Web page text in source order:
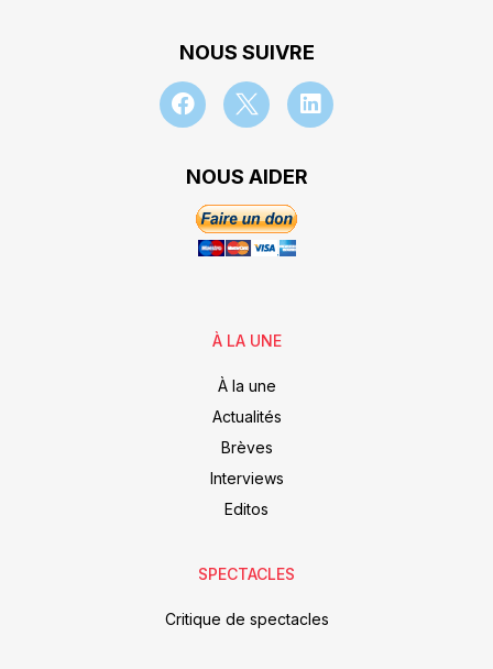
NOUS SUIVRE
NOUS AIDER
À LA UNE
À la une
Actualités
Brèves
Interviews
Editos
SPECTACLES
Critique de spectacles